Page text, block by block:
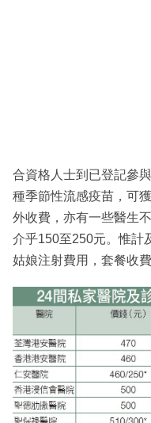
合資格人士到已登記參
種季節性流感疫苗，可
外收費，亦有一些醫生
介乎150至250元。惟計
姑娘注射費用，套餐收